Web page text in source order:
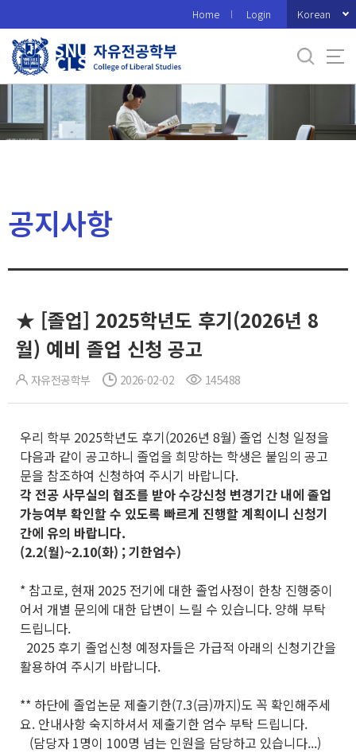
로
메
Home Login Korean
공지사항
★ [졸업] 2025학년도 후기(2026년 8
월) 예비 졸업 신청 공고
자유전공학부 2026-02-02 145488
우리 학부 2025학년도 후기(2026년 8월) 졸업 신청 일정을
다음과 같이 공고하니 졸업을 희망하는 학생은 붙임의 공고
문을 참조하여 신청하여 주시기 바랍니다.
각 전공 사무실의 협조를 받아 수강신청 변경기간 내에 졸업
가능여부 확인할 수 있도록 빠르게 진행할 계획이니 신청기
간에 유의 바랍니다.
(2.2(월)~2.10(화) ; 기한엄수)
* 참고로, 현재 2025 전기에 대한 졸업사정이 한창 진행중이
어서 개별 문의에 대한 답변이 느릴 수 있습니다. 양해 부탁
드립니다.
2025 후기 졸업신청 예정자들은 가급적 아래의 신청기간을
활용하여 주시기 바랍니다.
** 하단에 졸업논문 제출기한(7.3(금)까지)도 꼭 확인해주세
요. 안내사항 숙지하셔서 제출기한 엄수 부탁 드립니다.
(담당자 1명이 100명 넘는 인원을 담당하고 있습니다...)